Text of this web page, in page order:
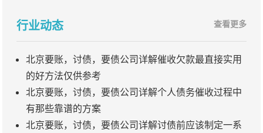
行业动态 查看更多
北京要账，讨债，要债公司详解催收欠款最直接实用
的好方法仅供参考
北京要账，讨债，要债公司详解个人债务催收过程中
有那些靠谱的方案
北京要账，讨债，要债公司详解讨债前应该制定一系